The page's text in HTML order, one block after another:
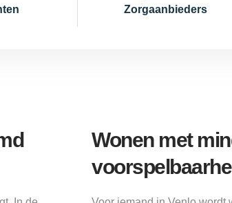
Zorgaanbieders
Wonen met